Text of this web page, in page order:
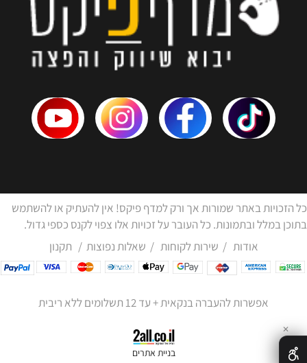
כל הזכויות באתר שמורות אך ורק למדף פיקס! אין להעתיק או להשתמש
בתוכן במלל ובתמונות. כל העובר על זכויות אלו צפוי לקנס כספי גדול.
אודות / שירות לקוחות / שאלות נפוצות / תקנון
אפשרות להעברה בנקאית + עד 12 תשלומים ללא ריבית
בניית אתרים
✕